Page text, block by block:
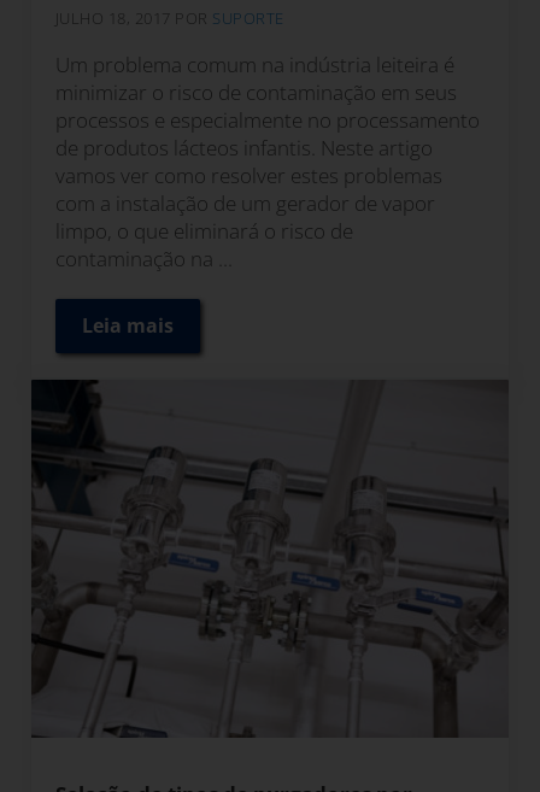
JULHO 18, 2017 POR SUPORTE
Um problema comum na indústria leiteira é
minimizar o risco de contaminação em seus
processos e especialmente no processamento
de produtos lácteos infantis. Neste artigo
vamos ver como resolver estes problemas
com a instalação de um gerador de vapor
limpo, o que eliminará o risco de
contaminação na ...
Leia maisComo eliminar o risco de contaminação